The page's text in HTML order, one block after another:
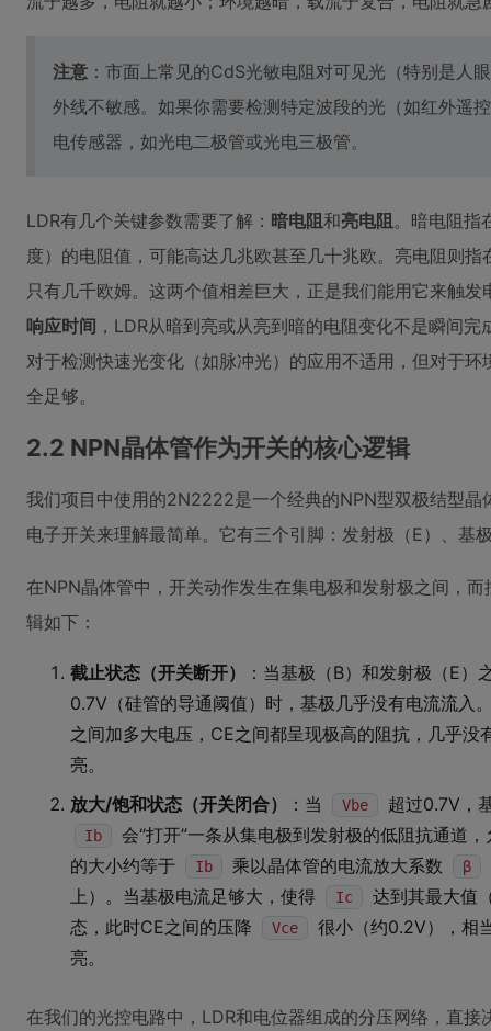
注意 ：市面上常见的CdS光敏电阻对可见光（特别是人
外线不敏感。如果你需要检测特定波段的光（如红外遥
电传感器，如光电二极管或光电三极管。
LDR有几个关键参数需要了解： 暗电阻和亮电阻。暗电阻指
度）的电阻值，可能高达几兆欧甚至几十兆欧。亮电阻则
只有几千欧姆。这两个值相差巨大，正是我们能用它来触
响应时间 ，LDR从暗到亮或从亮到暗的电阻变化不是瞬间
对于检测快速光变化（如脉冲光）的应用不适用，但对于
全足够。
2.2 NPN晶体管作为开关的核心逻辑
我们项目中使用的2N2222是一个经典的NPN型双极结型
电子开关来理解最简单。它有三个引脚：发射极（E）、基
在NPN晶体管中，开关动作发生在集电极和发射极之间，
辑如下：
截止状态（开关断开）
：当基极（B）和发射极（E）
0.7V（硅管的导通阈值）时，基极几乎没有电流流入
之间加多大电压，CE之间都呈现极高的阻抗，几乎
亮。
放大/饱和状态（开关闭合）
：当 Vbe 超过0.7V，
Ib
会“打开”一条从集电极到发射极的低阻抗通道
的大小约等于
Ib 乘以晶体管的电流放大系数 β
上）。当基极电流足够大，使得
Ic
达到其最大值
态，此时CE之间的压降
Vce
很小（约0.2V），相
亮。
在我们的光控电路中，LDR和电位器组成的分压网络，直